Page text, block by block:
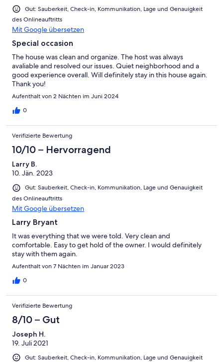
Gut: Sauberkeit, Check-in, Kommunikation, Lage und Genauigkeit
des Onlineauftritts
Mit Google übersetzen
Special occasion
The house was clean and organize. The host was always
avaliable and resolved our issues. Quiet neighborhood and a
good experience overall. Will definitely stay in this house again.
Thank you!
Aufenthalt von 2 Nächten im Juni 2024
0
Verifizierte Bewertung
10/10 – Hervorragend
Larry B.
10. Jän. 2023
Gut: Sauberkeit, Check-in, Kommunikation, Lage und Genauigkeit
des Onlineauftritts
Mit Google übersetzen
Larry Bryant
It was everything that we were told. Very clean and
comfortable. Easy to get hold of the owner. I would definitely
stay with them again.
Aufenthalt von 7 Nächten im Januar 2023
0
Verifizierte Bewertung
8/10 – Gut
Joseph H.
19. Juli 2021
Gut: Sauberkeit, Check-in, Kommunikation, Lage und Genauigkeit